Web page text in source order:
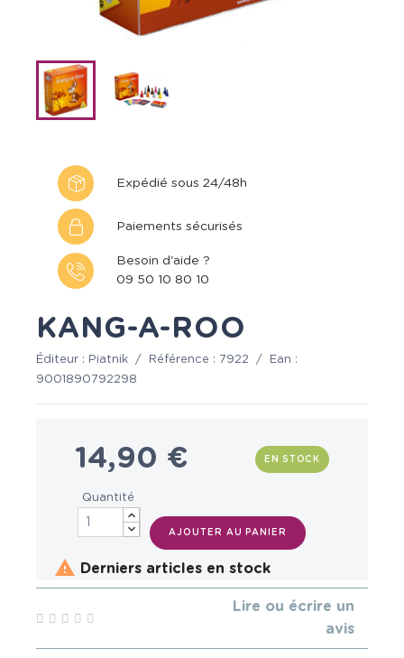
Expédié sous 24/48h
Paiements sécurisés
Besoin d'aide ?
09 50 10 80 10
KANG-A-ROO
Éditeur : Piatnik / Référence : 7922 /
Ean :
9001890792298
14,90 € EN STOCK
Quantité
AJOUTER AU PANIER
 Derniers articles en stock
Lire ou écrire un
avis